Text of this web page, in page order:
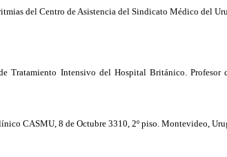
del Centro de Asistencia del Sindicato Médico del
Tratamiento Intensivo del Hospital Británico. Profesor
CASMU, 8 de Octubre 3310, 2º piso. Montevideo,